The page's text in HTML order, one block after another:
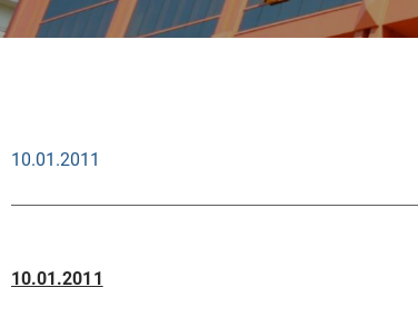
10.01.2011
10.01.2011